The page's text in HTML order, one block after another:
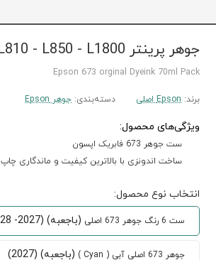
جوهر پرینتر L805 - L810 - L850 - L1800 اصلی Epson
Epson 673 orginal Dyeink 70ml Pack
برند: Epson اصلی دسته‌بندی: جوهر Epson
ویژگی‌های محصول:
ست جوهر 673 فابریک اپسون
ساخت اندونزی با بالاترین کیفیت و ماندگاری چاپ
انتخاب نوع محصول:
ست 6 رنگ جوهر 673 اصلی (باجعبه) (2027- 2028)
جوهر 673 اصلی آبی ( Cyan ) (باجعبه) (2027)